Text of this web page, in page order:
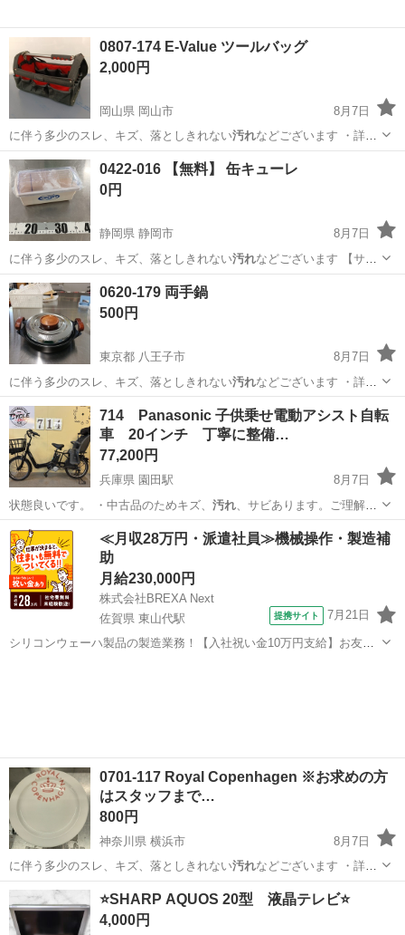
0807-174 E-Value ツールバッグ
2,000円
岡山県 岡山市
8月7日
に伴う多少のスレ、キズ、落としきれない汚れなどございます ・詳細
は現地でご確認…
岡山 岡山市 Value
0422-016 【無料】 缶キューレ
0円
静岡県 静岡市
8月7日
に伴う多少のスレ、キズ、落としきれない汚れなどございます 【サイ
ズ】 詳…
静岡 静岡市 リユース
0620-179 両手鍋
500円
東京都 八王子市
8月7日
に伴う多少のスレ、キズ、落としきれない汚れなどございます ・詳細
は現地でご確認…
東京 八王子市 手鍋
714 Panasonic 子供乗せ電動アシスト自転
車 20インチ 丁寧に整備…
77,200円
兵庫県 園田駅
8月7日
状態良いです。 ・中古品のためキズ、 汚れ、サビあります。ご理解の
上お願いいたし…
兵庫 尼崎市 園田駅 電動アシスト自転車 20インチ
≪月収28万円・派遣社員≫機械操作・製造補
助
月給230,000円
株式会社BREXA Next
佐賀県 東山代駅
提携サイト 7月21日
シリコンウェーハ製品の製造業務！【入社祝い金10万円支給】お友達
0701-117 Royal Copenhagen ※お求めの方
はスタッフまで…
800円
神奈川県 横浜市
8月7日
に伴う多少のスレ、キズ、落としきれない汚れなどございます ・詳細
は現地でご確認…
神奈川 横浜市
⭐️SHARP AQUOS 20型 液晶テレビ⭐️
4,000円